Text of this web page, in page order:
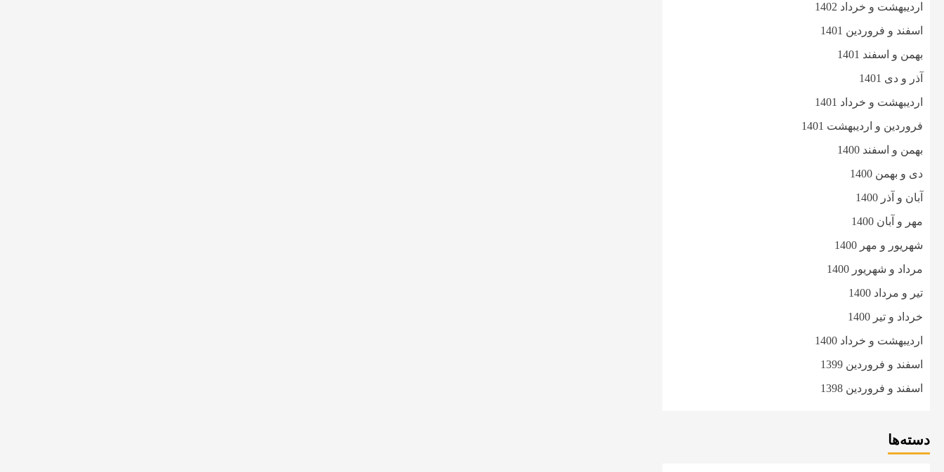
اردیبهشت و خرداد 1402
اسفند و فروردین 1401
بهمن و اسفند 1401
آذر و دی 1401
اردیبهشت و خرداد 1401
فروردین و اردیبهشت 1401
بهمن و اسفند 1400
دی و بهمن 1400
آبان و آذر 1400
مهر و آبان 1400
شهریور و مهر 1400
مرداد و شهریور 1400
تیر و مرداد 1400
خرداد و تیر 1400
اردیبهشت و خرداد 1400
اسفند و فروردین 1399
اسفند و فروردین 1398
دسته‌ها